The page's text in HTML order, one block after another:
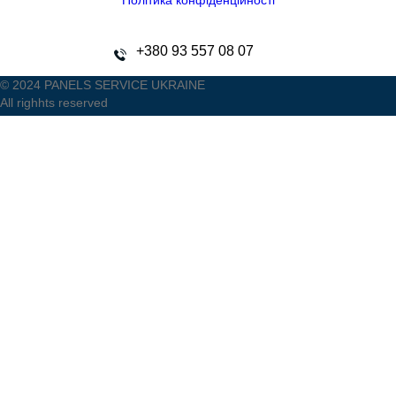
+380 93 557 08 07
© 2024 PANELS SERVICE UKRAINE
All righhts reserved